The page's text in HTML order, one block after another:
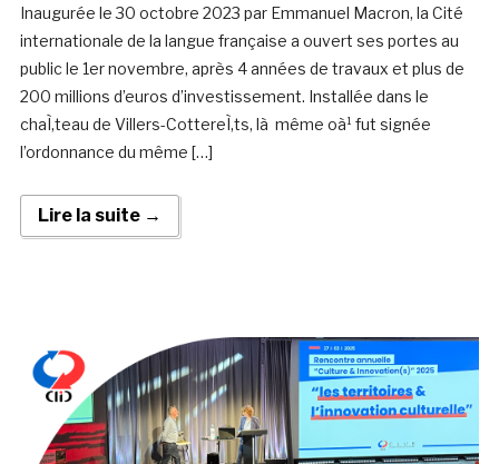
Inaugurée le 30 octobre 2023 par Emmanuel Macron, la Cité
internationale de la langue française a ouvert ses portes au
public le 1er novembre, après 4 années de travaux et plus de
200 millions d’euros d’investissement. Installée dans le
chaÌ‚teau de Villers-CottereÌ‚ts, là même oà¹ fut signée
l’ordonnance du même […]
Lire la suite →